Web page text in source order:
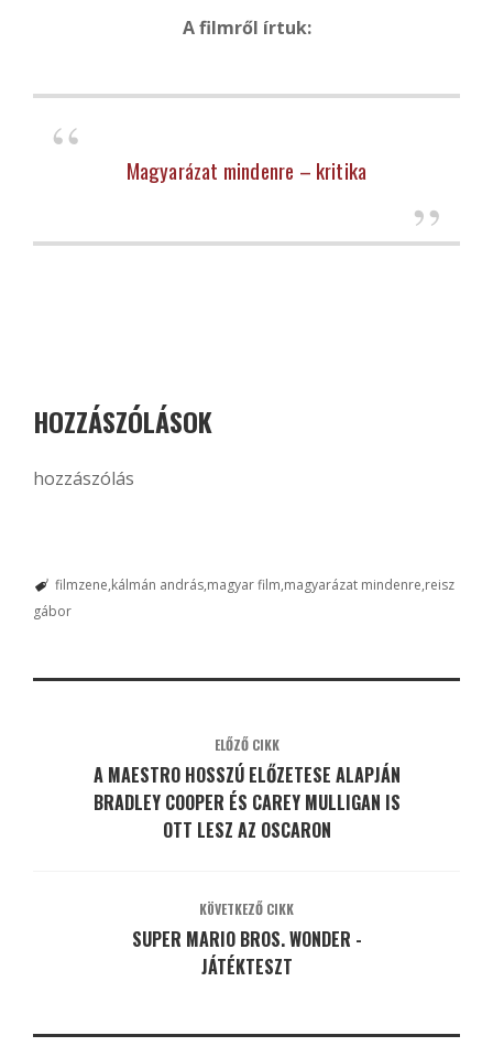
A filmről írtuk:
Magyarázat mindenre – kritika
HOZZÁSZÓLÁSOK
hozzászólás
filmzene kálmán andrás magyar film magyarázat mindenre reisz
gábor
ELŐZŐ CIKK
A MAESTRO HOSSZÚ ELŐZETESE ALAPJÁN
BRADLEY COOPER ÉS CAREY MULLIGAN IS
OTT LESZ AZ OSCARON
KÖVETKEZŐ CIKK
SUPER MARIO BROS. WONDER -
JÁTÉKTESZT